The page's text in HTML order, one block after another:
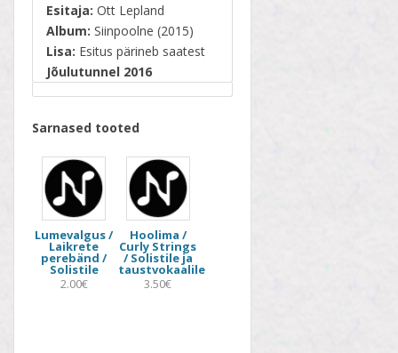
Esitaja: Ott Lepland
Album: Siinpoolne (2015)
Lisa: Esitus pärineb saatest
Jõulutunnel 2016
Sarnased tooted
Lumevalgus /
Laikrete
perebänd /
Solistile
2.00€
Hoolima /
Curly Strings
/ Solistile ja
taustvokaalile
3.50€